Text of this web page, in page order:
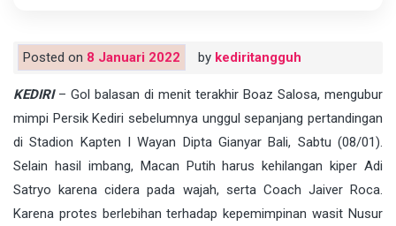
Posted on 8 Januari 2022 by kediritangguh
KEDIRI – Gol balasan di menit terakhir Boaz Salosa, mengubur
mimpi Persik Kediri sebelumnya unggul sepanjang pertandingan
di Stadion Kapten I Wayan Dipta Gianyar Bali, Sabtu (08/01).
Selain hasil imbang, Macan Putih harus kehilangan kiper Adi
Satryo karena cidera pada wajah, serta Coach Jaiver Roca.
Karena protes berlebihan terhadap kepemimpinan wasit Nusur